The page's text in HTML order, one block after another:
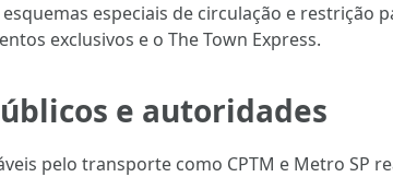
especiais de circulação e restrição
exclusivos e o The Town Express.
e autoridades
pelo transporte como CPTM e Metro SP